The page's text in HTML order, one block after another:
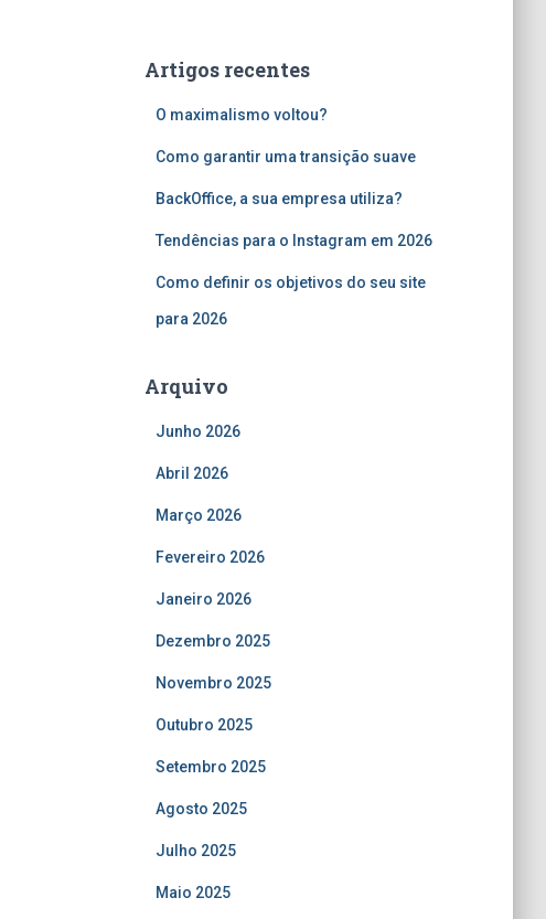
iArtigos recentes
O maximalismo voltou?
Como garantir uma transição suave
BackOffice, a sua empresa utiliza?
Tendências para o Instagram em 2026
Como definir os objetivos do seu site
para 2026
Arquivo
Junho 2026
Abril 2026
Março 2026
Fevereiro 2026
Janeiro 2026
Dezembro 2025
Novembro 2025
Outubro 2025
Setembro 2025
Agosto 2025
Julho 2025
Maio 2025